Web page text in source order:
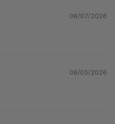
08/07/2026
08/05/2026